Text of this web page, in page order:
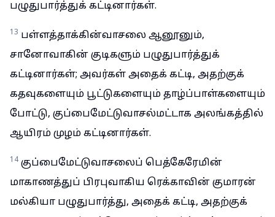
பழுதுபார்த்துக் கட்டினார்கள்.
13 பள்ளத்தாக்கின்வாசலை ஆனூனும்,
சானோவாகின் குடிகளும் பழுதுபார்த்துக்
கட்டினார்கள்; அவர்கள் அதைக் கட்டி, அதற்குக்
கதவுகளையும் பூட்டுகளையும் தாழ்ப்பாள்களையும்
போட்டு, குப்பைமேட்டுவாசல்மட்டாக அலங்கத்தில்
ஆயிரம் முழம் கட்டினார்கள்.
14 குப்பைமேட்டுவாசலைப் பெத்கேரேமின்
மாகாணத்துப் பிரபுவாகிய ரெக்காவின் குமாரன்
மல்கியா பழுதுபார்த்து, அதைக் கட்டி, அதற்குக்